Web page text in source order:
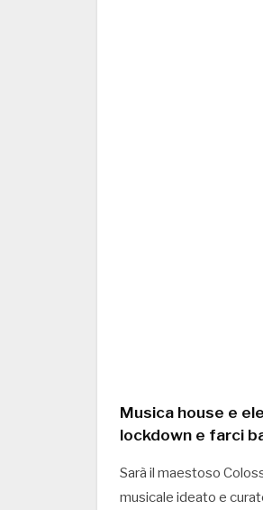
Musica house e
lockdown e farci
Sarà il maestoso
musicale ideato e